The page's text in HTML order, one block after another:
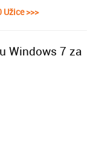
>>>
Windows 7 za